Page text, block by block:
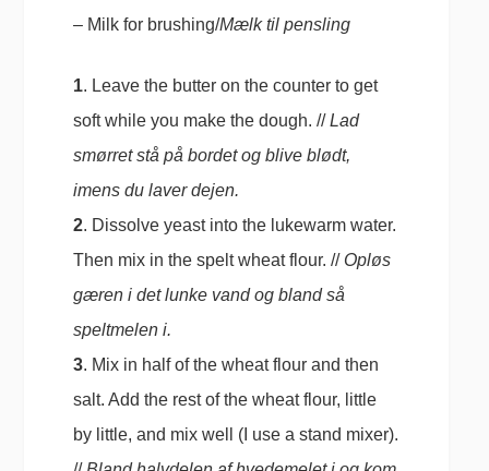
– Milk for brushing/Mælk til pensling
1. Leave the butter on the counter to get
soft while you make the dough. //Lad
smørret stå på bordet og blive blødt,
imens du laver dejen.
2. Dissolve yeast into the lukewarm water.
Then mix in the spelt wheat flour. // Opløs
gæren i det lunke vand og bland så
speltmelen i.
3. Mix in half of the wheat flour and then
salt. Add the rest of the wheat flour, little
by little, and mix well (I use a stand mixer).